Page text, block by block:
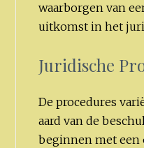
waarborgen van
uitkomst in het
Juridische
De procedures
aard van de
beginnen met een